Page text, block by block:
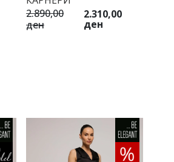
2.890,00
ден
2.310,00
ден